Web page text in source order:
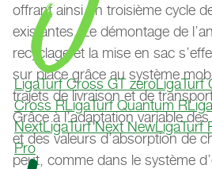
LigaTurf Cross GT zeroLigaTurf
Cross RLigaTurf Quantum R
NextLigaTurf Next NewLigaTurf
Pro
offrant ainsi un troisième cycle
existantes. Le démontage de
recyclage et la mise en sac
sur place grâce au système
trajets de livraison et de
Grâce à l’adaptation variable
et des valeurs d’absorption de
peut, comme dans le système